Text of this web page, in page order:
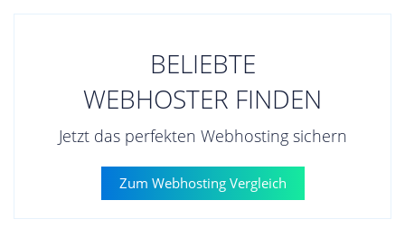
BELIEBTE
WEBHOSTER FINDEN
Jetzt das perfekten Webhosting sichern
Zum Webhosting Vergleich